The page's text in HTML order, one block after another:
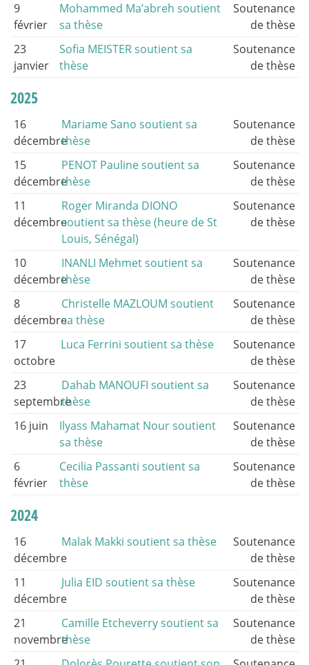
9
février
Mohammed Ma’abreh soutient
sa thèse
Soutenance
de thèse
23
janvier
Sofia MEISTER soutient sa
thèse
Soutenance
de thèse
2025
16
décembre
Mariame Sano soutient sa
thèse
Soutenance
de thèse
15
décembre
PENOT Pauline soutient sa
thèse
Soutenance
de thèse
11
décembre
Roger Miranda DIONO
soutient sa thèse (heure de St
Louis, Sénégal)
Soutenance
de thèse
10
décembre
INANLI Mehmet soutient sa
thèse
Soutenance
de thèse
8
décembre
Christelle MAZLOUM soutient
sa thèse
Soutenance
de thèse
17
octobre
Luca Ferrini soutient sa thèse
Soutenance
de thèse
23
septembre
Dahab MANOUFI soutient sa
thèse
Soutenance
de thèse
16 juin
Ilyass Mahamat Nour soutient
sa thèse
Soutenance
de thèse
6
février
Cecilia Passanti soutient sa
thèse
Soutenance
de thèse
2024
16
décembre
Malak Makki soutient sa thèse
Soutenance
de thèse
11
décembre
Julia EID soutient sa thèse
Soutenance
de thèse
21
novembre
Camille Etcheverry soutient sa
thèse
Soutenance
de thèse